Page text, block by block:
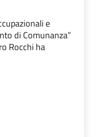
e
di Comunanza”
Rocchi ha